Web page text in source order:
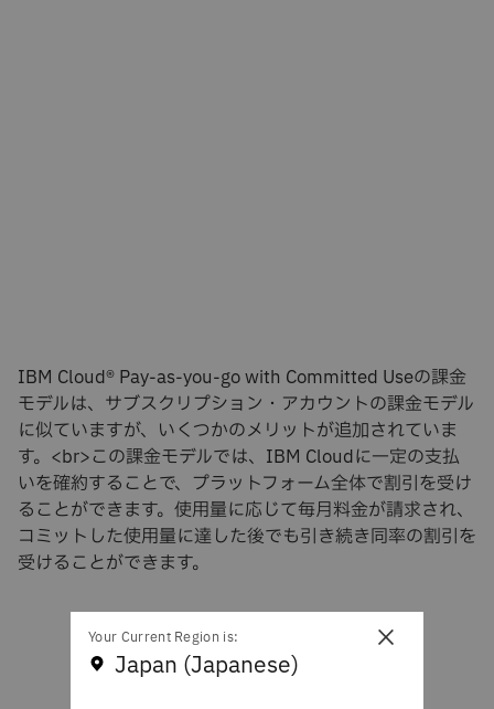
IBM Cloud® Pay-as-you-go with Committed Useの課金
モデルは、サブスクリプション・アカウントの課金モデル
に似ていますが、いくつかのメリットが追加されていま
す。<br>この課金モデルでは、IBM Cloudに一定の支払
いを確約することで、プラットフォーム全体で割引を受け
ることができます。使用量に応じて毎月料金が請求され、
コミットした使用量に達した後でも引き続き同率の割引を
受けることができます。
×
Your Current Region is:
Japan (Japanese)